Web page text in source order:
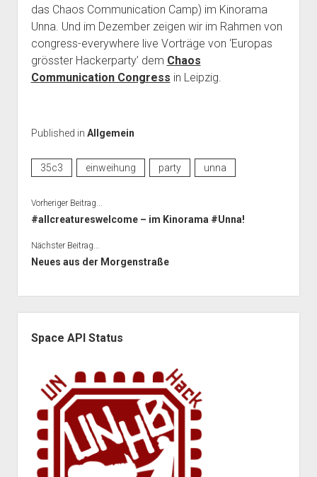
das Chaos Communication Camp) im Kinorama
Unna. Und im Dezember zeigen wir im Rahmen von
congress-everywhere live Vorträge von ‘Europas
grösster Hackerparty’ dem Chaos
Communication Congress in Leipzig.
Published in Allgemein
35c3 einweihung party unna
Vorheriger Beitrag...
#allcreatureswelcome – im Kinorama #Unna!
Nächster Beitrag...
Neues aus der Morgenstraße
Space API Status